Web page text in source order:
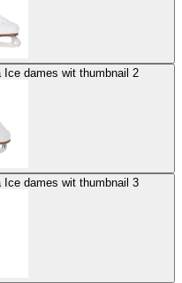
Tempish kunst schaatsen Camila Ice dames wit thumbnail 2
Tempish kunst schaatsen Camila Ice dames wit thumbnail 3